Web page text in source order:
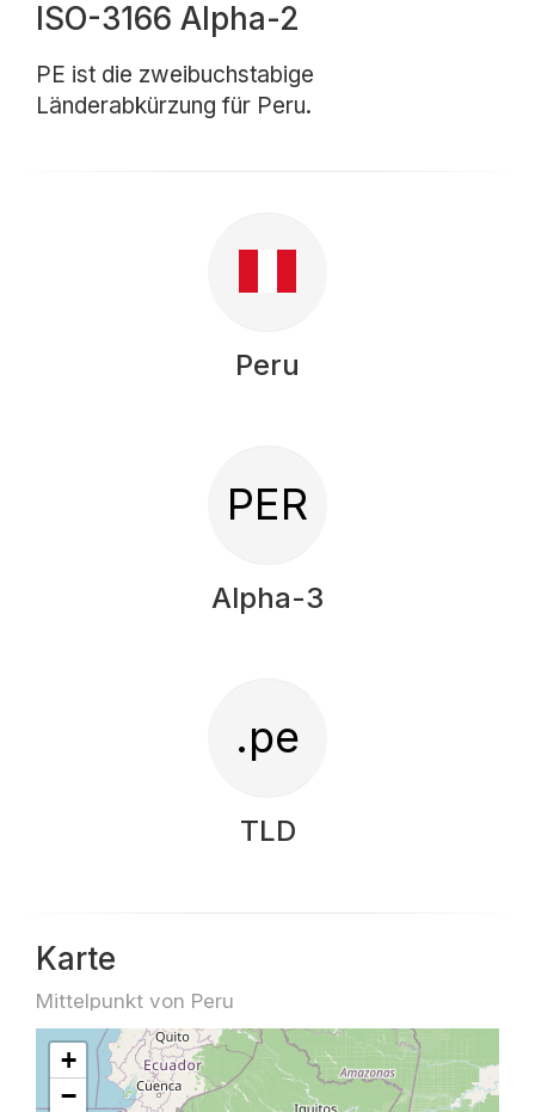
ISO-3166 Alpha-2
PE ist die zweibuchstabige
Länderabkürzung für Peru.
Peru
PER
Alpha-3
.pe
TLD
Karte
Mittelpunkt von Peru
+
−